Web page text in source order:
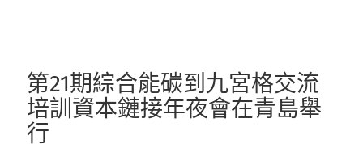
第21期綜合能碳到九宮格交流
培訓資本鏈接年夜會在青島舉
行